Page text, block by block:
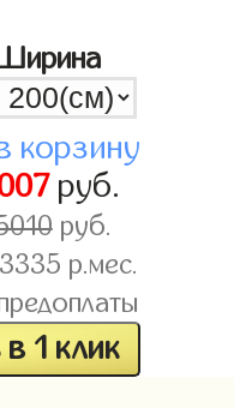
корзину
руб.
руб.
р.мес.
1 клик